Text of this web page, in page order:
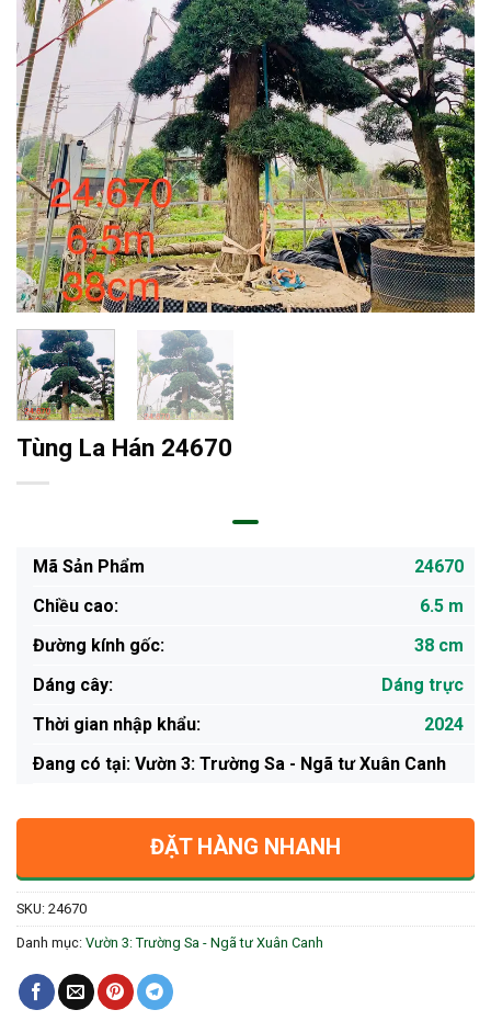
Tùng La Hán 24670
Mã Sản Phẩm
24670
Chiều cao:
6.5 m
Đường kính gốc:
38 cm
Dáng cây:
Dáng trực
Thời gian nhập khẩu:
2024
Ðang có tại: Vườn 3: Trường Sa - Ngã tư Xuân Canh
ĐẶT HÀNG NHANH
SKU: 24670
Danh mục: Vườn 3: Trường Sa - Ngã tư Xuân Canh